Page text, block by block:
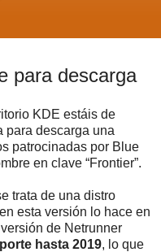
para descarga
KDE estáis de
para descarga una
patrocinadas por Blue
en clave “Frontier”.
trata de una distro
esta versión lo hace en
de Netrunner
hasta 2019, lo que